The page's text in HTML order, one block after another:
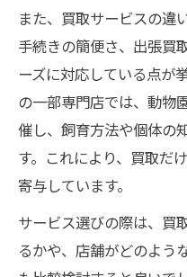
また、買取サービスの違
手続きの簡便さ、出張買
ーズに対応している点が
の一部専門店では、動物
催し、飼育方法や個体の
す。これにより、買取だ
寄与しています。
サービス選びの際は、買
るかや、店舗がどのよう